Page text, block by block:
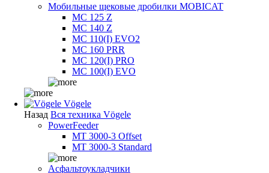
Мобильные щековые дробилки MOBICAT
MC 125 Z
MC 140 Z
MC 110(I) EVO2
MC 160 PRR
MC 120(I) PRO
MC 100(I) EVO
Vögele
Назад Вся техника Vögele
PowerFeeder
MT 3000-3 Offset
MT 3000-3 Standard
Асфальтоукладчики